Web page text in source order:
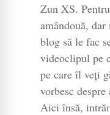
Zun XS.
amândouă,
blog să le fac
videoclipul pe
pe care îl veți
vorbesc
Aici însă,